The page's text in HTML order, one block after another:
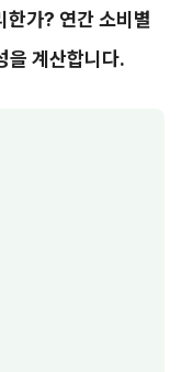
한가? 연간 소비별
을 계산합니다.